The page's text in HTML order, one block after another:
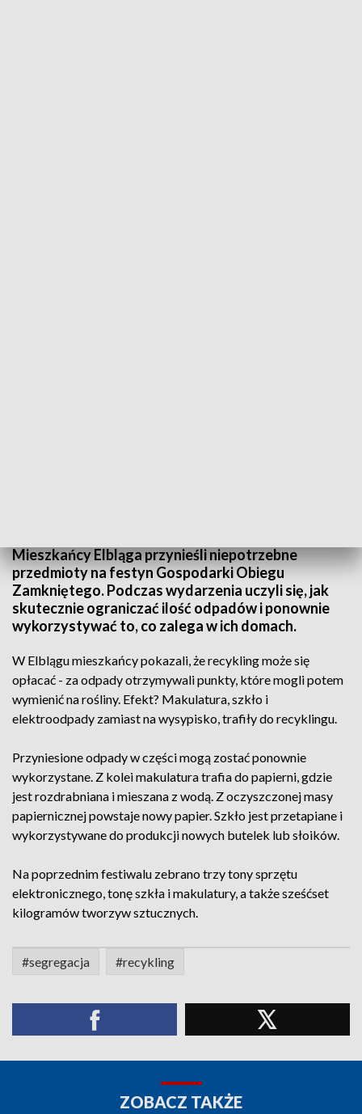
Mieszkańcy Elbląga przynieśli niepotrzebne
przedmioty na festyn Gospodarki Obiegu
Zamkniętego. Podczas wydarzenia uczyli się, jak
skutecznie ograniczać ilość odpadów i ponownie
wykorzystywać to, co zalega w ich domach.
W Elblągu mieszkańcy pokazali, że recykling może się
opłacać - za odpady otrzymywali punkty, które mogli potem
wymienić na rośliny. Efekt? Makulatura, szkło i
elektroodpady zamiast na wysypisko, trafiły do recyklingu.
Przyniesione odpady w części mogą zostać ponownie
wykorzystane. Z kolei makulatura trafia do papierni, gdzie
jest rozdrabniana i mieszana z wodą. Z oczyszczonej masy
papiernicznej powstaje nowy papier. Szkło jest przetapiane i
wykorzystywane do produkcji nowych butelek lub słoików.
Na poprzednim festiwalu zebrano trzy tony sprzętu
elektronicznego, tonę szkła i makulatury, a także sześćset
kilogramów tworzyw sztucznych.
#segregacja #recykling
ZOBACZ TAKŻE